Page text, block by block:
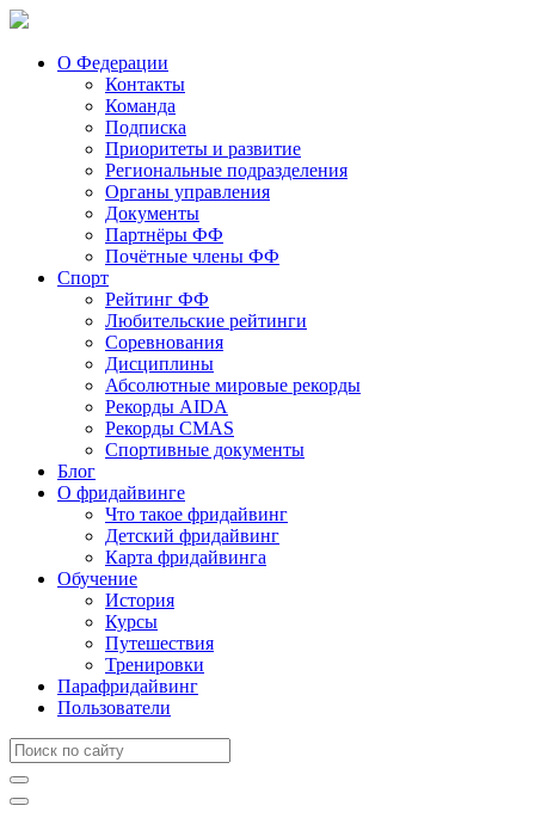
О Федерации
Контакты
Команда
Подписка
Приоритеты и развитие
Региональные подразделения
Органы управления
Документы
Партнёры ФФ
Почётные члены ФФ
Спорт
Рейтинг ФФ
Любительские рейтинги
Соревнования
Дисциплины
Абсолютные мировые рекорды
Рекорды AIDA
Рекорды CMAS
Спортивные документы
Блог
О фридайвинге
Что такое фридайвинг
Детский фридайвинг
Карта фридайвинга
Обучение
История
Курсы
Путешествия
Тренировки
Парафридайвинг
Пользователи